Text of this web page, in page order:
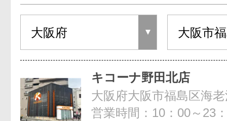
キコーナ野田北店
大阪府大阪市福島区海
営業時間：10：00～23